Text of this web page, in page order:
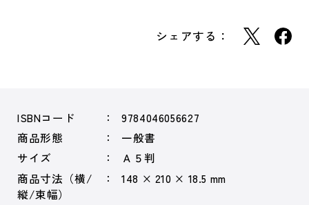
シェアする：
ISBNコード
9784046056627
商品形態
一般書
サイズ
Ａ５判
商品寸法（横/
縦/束幅）
148 × 210 × 18.5 mm